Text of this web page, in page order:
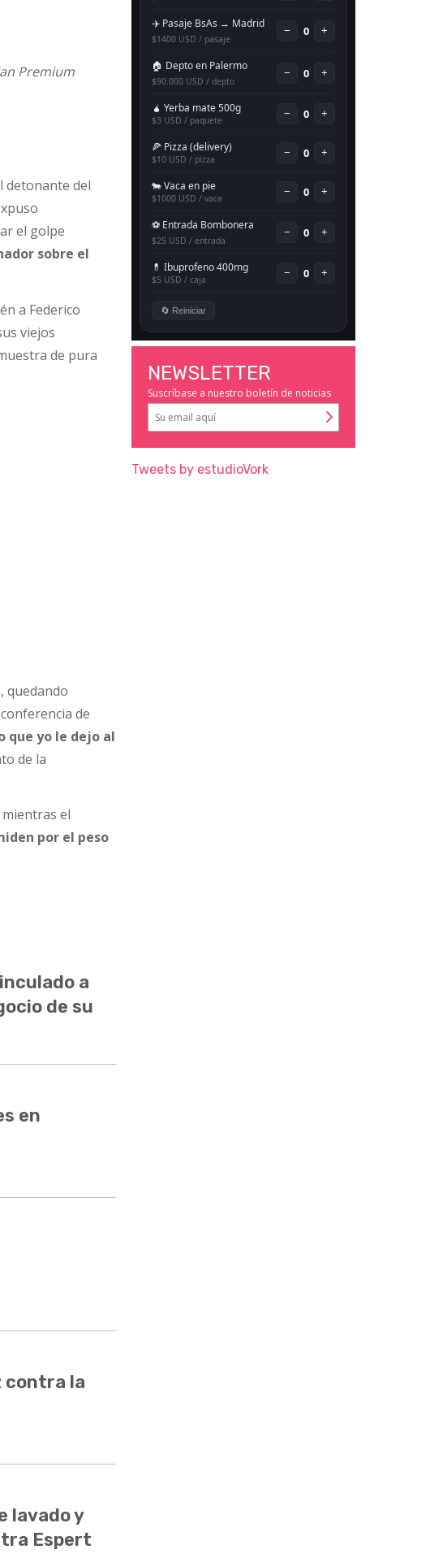
Premium
detonante del
el golpe
sobre el
a Federico
viejos
de pura
quedando
de
que yo le dejo al
de la
el
por el peso
a
de su
en
contra la
lavado y
Espert
NEWSLETTER
Suscríbase a nuestro boletín de noticias
Tweets by estudioVork